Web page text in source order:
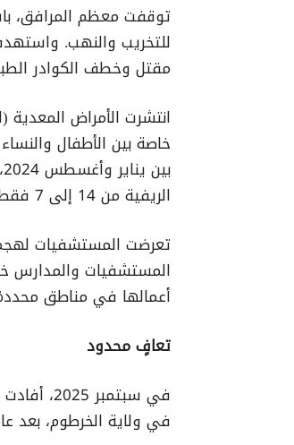
توقفت معظم المرافق،
للتخريب والنهب.
مقتل وخطف الكوادر
انتشرت الأمراض المعدية
الريفية من 14 إلى 7 فقط.
أعمالها في مناطق
تعافٍ محدود
في ولاية الخرطوم، بعد